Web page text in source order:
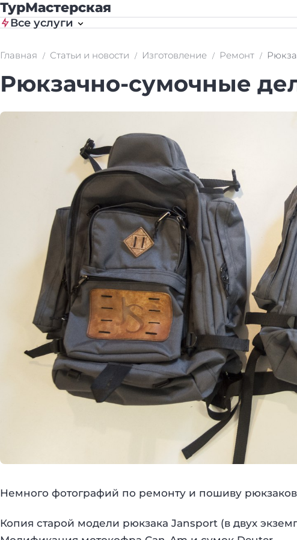
ТурМастерская
Все услуги
Главная Статьи и новости Изготовление Ремонт
Рюкзачно-сумочные
Немного фотографий по ремонту и пошиву
Копия старой модели рюкзака Jansport (в двух